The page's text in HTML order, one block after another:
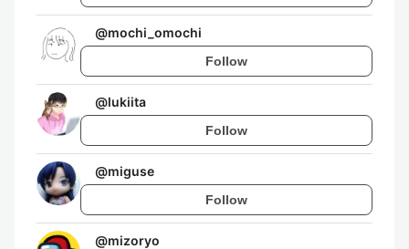
@mochi_omochi
Follow
@lukiita
Follow
@miguse
Follow
@mizoryo